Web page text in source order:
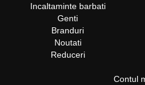
Incaltaminte barbati
Genti
Branduri
Noutati
Reduceri
Contul